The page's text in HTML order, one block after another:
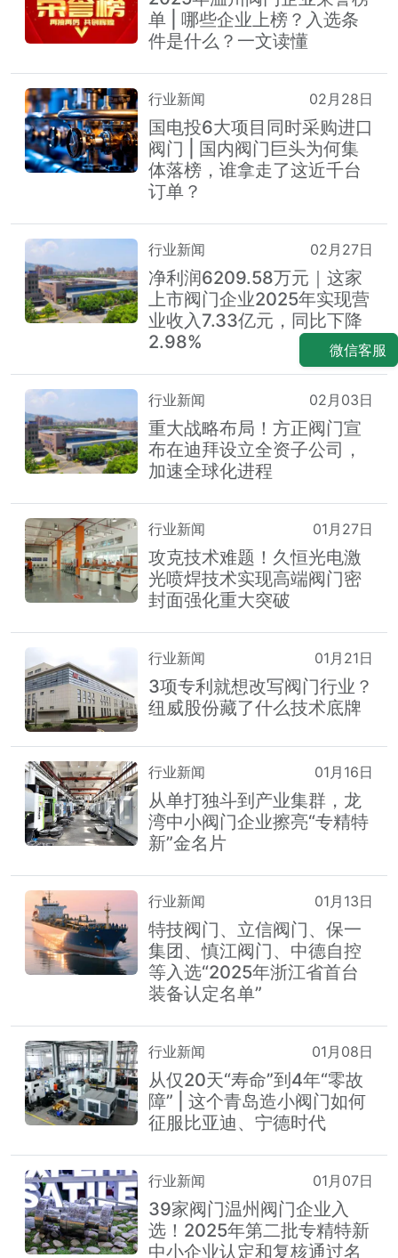
单 | 哪些企业上榜？入选条
件是什么？一文读懂
行业新闻 02月28日
国电投6大项目同时采购进口
阀门 | 国内阀门巨头为何集
体落榜，谁拿走了这近千台
订单？
行业新闻 02月27日
净利润6209.58万元｜这家
上市阀门企业2025年实现营
业收入7.33亿元，同比下降
2.98%
行业新闻 02月03日
重大战略布局！方正阀门宣
布在迪拜设立全资子公司，
加速全球化进程
行业新闻 01月27日
攻克技术难题！久恒光电激
光喷焊技术实现高端阀门密
封面强化重大突破
行业新闻 01月21日
3项专利就想改写阀门行业？
纽威股份藏了什么技术底牌
行业新闻 01月16日
从单打独斗到产业集群，龙
湾中小阀门企业擦亮“专精特
新”金名片
行业新闻 01月13日
特技阀门、立信阀门、保一
集团、慎江阀门、中德自控
等入选“2025年浙江省首台
装备认定名单”
行业新闻 01月08日
从仅20天“寿命”到4年“零故
障” | 这个青岛造小阀门如何
征服比亚迪、宁德时代
行业新闻 01月07日
39家阀门温州阀门企业入
选！2025年第二批专精特新
中小企业认定和复核通过名
微信客服